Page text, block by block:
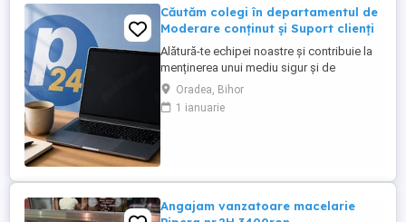
Căutăm colegi în departamentul de
Moderare conținut și Suport clienți
Alătură-te echipei noastre și contribuie la
menținerea unui mediu sigur și de
încredere pe platformele noastre de
anunțuri din România, Germania și
Ungaria. În funcție de experiența și
Oradea, Bihor
1 ianuarie
Angajam vanzatoare macelarie